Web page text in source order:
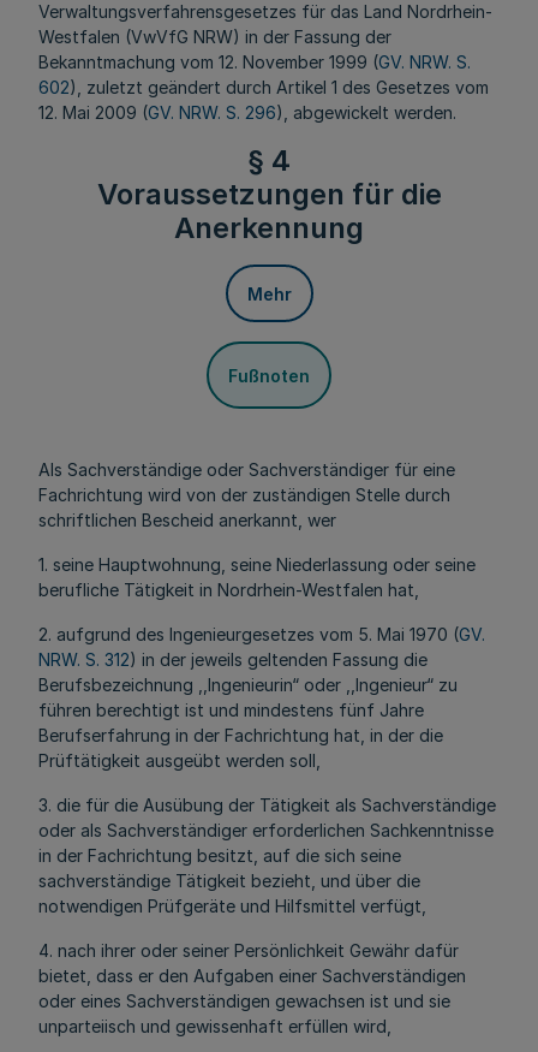
Verwaltungsverfahrensgesetzes für das Land Nordrhein-
Westfalen (VwVfG NRW) in der Fassung der
Bekanntmachung vom 12. November 1999 (GV. NRW. S.
602), zuletzt geändert durch Artikel 1 des Gesetzes vom
12. Mai 2009 (GV. NRW. S. 296), abgewickelt werden.
§ 4
Voraussetzungen für die
Anerkennung
Mehr
Fußnoten
Als Sachverständige oder Sachverständiger für eine
Fachrichtung wird von der zuständigen Stelle durch
schriftlichen Bescheid anerkannt, wer
1. seine Hauptwohnung, seine Niederlassung oder seine
berufliche Tätigkeit in Nordrhein-Westfalen hat,
2. aufgrund des Ingenieurgesetzes vom 5. Mai 1970 (GV.
NRW. S. 312) in der jeweils geltenden Fassung die
Berufsbezeichnung ,,Ingenieurin“ oder ,,Ingenieur“ zu
führen berechtigt ist und mindestens fünf Jahre
Berufserfahrung in der Fachrichtung hat, in der die
Prüftätigkeit ausgeübt werden soll,
3. die für die Ausübung der Tätigkeit als Sachverständige
oder als Sachverständiger erforderlichen Sachkenntnisse
in der Fachrichtung besitzt, auf die sich seine
sachverständige Tätigkeit bezieht, und über die
notwendigen Prüfgeräte und Hilfsmittel verfügt,
4. nach ihrer oder seiner Persönlichkeit Gewähr dafür
bietet, dass er den Aufgaben einer Sachverständigen
oder eines Sachverständigen gewachsen ist und sie
unparteiisch und gewissenhaft erfüllen wird,